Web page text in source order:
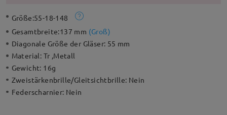
Größe:55-18-148
Gesamtbreite:137 mm (Groß)
Diagonale Größe der Gläser: 55 mm
Material: Tr ,Metall
Gewicht: 16g
Zweistärkenbrille/Gleitsichtbrille: Nein
Federscharnier: Nein